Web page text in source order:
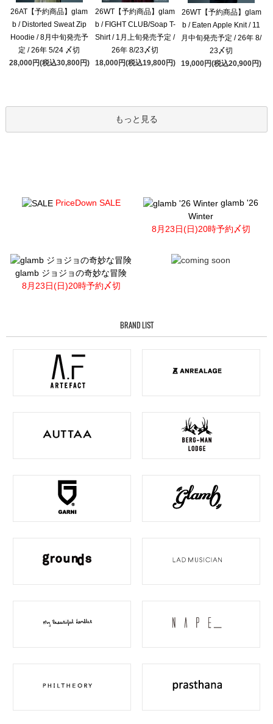
26AT【予約商品】glam
b / Distorted Sweat Zip
Hoodie / 8月中旬発売予
定 / 26年 5/24 〆切
28,000円(税込30,800円)
26WT【予約商品】glam
b / FIGHT CLUB/Soap T-
Shirt / 1月上旬発売予定 /
26年 8/23〆切
18,000円(税込19,800円)
26WT【予約商品】glam
b / Eaten Apple Knit / 11
月中旬発売予定 / 26年 8/
23〆切
19,000円(税込20,900円)
もっと見る
PriceDown SALE
glamb '26
Winter
8月23日(日)20時予約〆切
glamb ジョジョの奇妙な冒険
8月23日(日)20時予約〆切
BRAND LIST